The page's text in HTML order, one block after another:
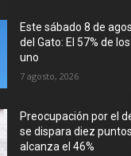
Este sábado 8 de
del Gato: El 57% de
uno
7 agosto, 2026
Preocupación por el
se dispara diez
alcanza el 46%